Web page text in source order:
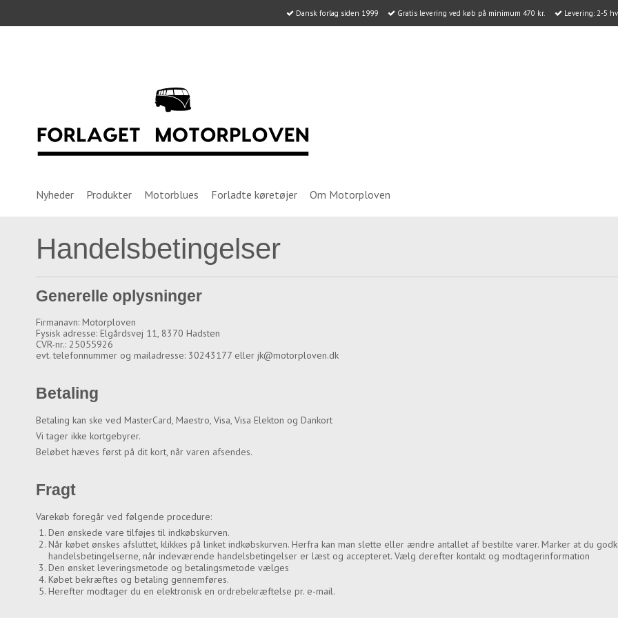
Dansk forlag siden 1999 Gratis levering ved køb på minimum 470 kr. Levering: 2-5
Nyheder Produkter Motorblues Forladte køretøjer Om Motorploven
Handelsbetingelser
Generelle oplysninger
Firmanavn: Motorploven
Fysisk adresse: Elgårdsvej 11, 8370 Hadsten
CVR-nr.: 25055926
evt. telefonnummer og mailadresse: 30243177 eller jk@motorploven.dk
Betaling
Betaling kan ske ved MasterCard, Maestro, Visa, Visa Elekton og Dankort
Vi tager ikke kortgebyrer.
Beløbet hæves først på dit kort, når varen afsendes.
Fragt
Varekøb foregår ved følgende procedure:
Den ønskede vare tilføjes til indkøbskurven.
Når købet ønskes afsluttet, klikkes på linket indkøbskurven. Herfra kan man slette eller ændre antallet af bestilte varer. Marker at du
handelsbetingelserne, når indeværende handelsbetingelser er læst og accepteret. Vælg derefter kontakt og modtagerinformation
Den ønsket leveringsmetode og betalingsmetode vælges
Købet bekræftes og betaling gennemføres.
Herefter modtager du en elektronisk en ordrebekræftelse pr. e-mail.